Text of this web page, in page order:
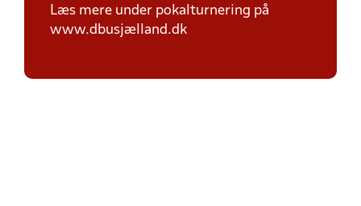
Læs mere under pokalturnering på
www.dbusjælland.dk